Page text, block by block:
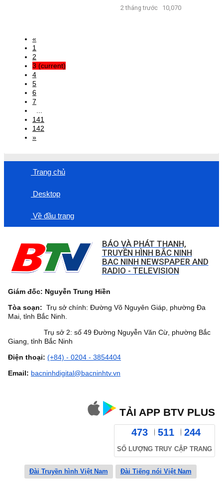
2 tháng trước 10,070
«
1
2
3 (current)
4
5
6
7
...
141
142
»
Trang chủ
Desktop
Về đầu trang
BÁO VÀ PHÁT THANH,
TRUYỀN HÌNH BẮC NINH
BAC NINH NEWSPAPER AND
RADIO - TELEVISION
Giám đốc: Nguyễn Trung Hiền
Tòa soạn: Trụ sở chính: Đường Võ Nguyên Giáp, phường Đa
Mai, tỉnh Bắc Ninh.
Trụ sở 2: số 49 Đường Nguyễn Văn Cừ, phường Bắc
Giang, tỉnh Bắc Ninh
Điện thoại: (+84) - 0204 - 3854404
Email: bacninhdigital@bacninhtv.vn
TẢI APP BTV PLUS
473 511 244
SỐ LƯỢNG TRUY CẬP TRANG
Đài Truyền hình Việt Nam Đài Tiếng nói Việt Nam